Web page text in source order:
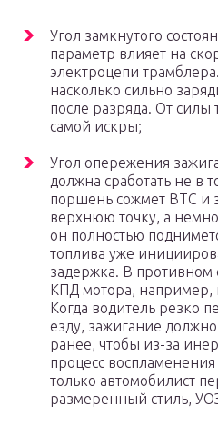
Угол замкнутого
параметр влияет на
электроцепи
насколько сильно
после разряда. От силы
самой искры;
Угол опережения
должна сработать не в
поршень сожмет ВТС и
верхнюю точку, а
он полностью
топлива уже
задержка. В противном
КПД мотора, например,
Когда водитель резко
езду, зажигание
ранее, чтобы из-за
процесс
только автомобилист
размеренный стиль,